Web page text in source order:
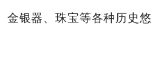
金银器、珠宝等各种历史悠